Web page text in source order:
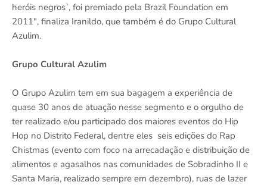
heróis negros`, foi premiado pela Brazil Foundation em
2011", finaliza Iranildo, que também é do Grupo Cultural
Azulim.
Grupo Cultural Azulim
O Grupo Azulim tem em sua bagagem a experiência de
quase 30 anos de atuação nesse segmento e o orgulho de
ter realizado e/ou participado dos maiores eventos do Hip
Hop no Distrito Federal, dentre eles seis edições do Rap
Chistmas (evento com foco na arrecadação e distribuição de
alimentos e agasalhos nas comunidades de Sobradinho II e
Santa Maria, realizado sempre em dezembro), ruas de lazer